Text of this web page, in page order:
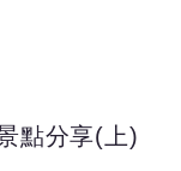
點分享(上)